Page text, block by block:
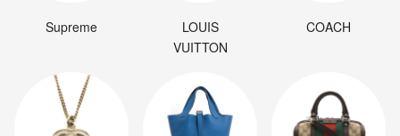
Supreme
LOUIS
VUITTON
COACH